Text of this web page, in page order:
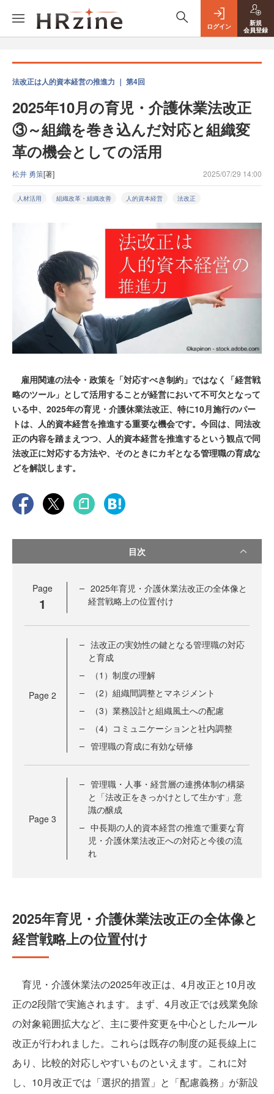
ログイン
新規
会員登録
法改正は人的資本経営の推進力 ｜ 第4回
2025年10月の育児・介護休業法改正
③～組織を巻き込んだ対応と組織変
革の機会としての活用
松井 勇策[著] 2025/07/29 14:00
人材活用 組織改革・組織改善 人的資本経営 法改正
雇用関連の法令・政策を「対応すべき制約」ではなく「経営戦
略のツール」として活用することが経営において不可欠となって
いる中、2025年の育児・介護休業法改正、特に10月施行のパー
トは、人的資本経営を推進する重要な機会です。今回は、同法改
正の内容を踏まえつつ、人的資本経営を推進するという観点で同
法改正に対応する方法や、そのときにカギとなる管理職の育成な
どを解説します。
目次
Page
1
2025年育児・介護休業法改正の全体像と
経営戦略上の位置付け
Page 2
法改正の実効性の鍵となる管理職の対応
と育成
（1）制度の理解
（2）組織間調整とマネジメント
（3）業務設計と組織風土への配慮
（4）コミュニケーションと社内調整
管理職の育成に有効な研修
Page 3
管理職・人事・経営層の連携体制の構築
と「法改正をきっかけとして生かす」意
識の醸成
中長期の人的資本経営の推進で重要な育
児・介護休業法改正への対応と今後の流
れ
2025年育児・介護休業法改正の全体像と
経営戦略上の位置付け
育児・介護休業法の2025年改正は、4月改正と10月改
正の2段階で実施されます。まず、4月改正では残業免除
の対象範囲拡大など、主に要件変更を中心としたルール
改正が行われました。これらは既存の制度の延長線上に
あり、比較的対応しやすいものといえます。これに対
し、10月改正では「選択的措置」と「配慮義務」が新設